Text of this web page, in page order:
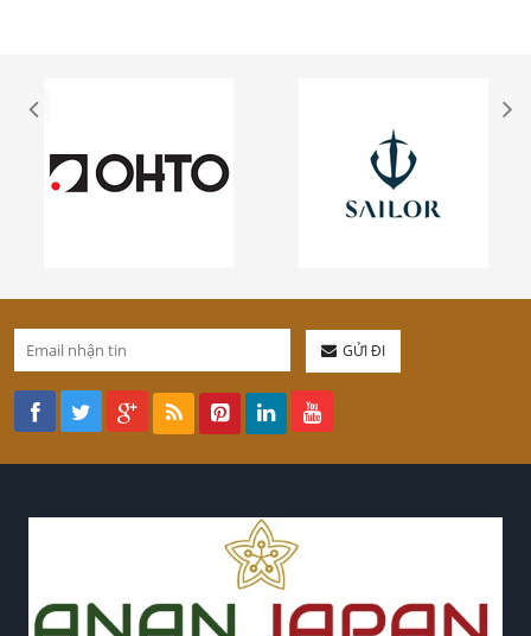
GỬI ĐI